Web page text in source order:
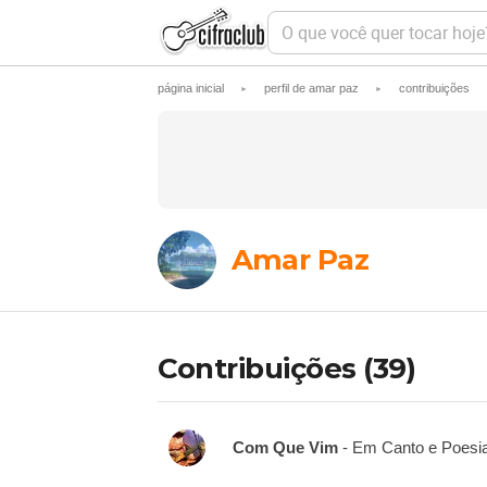
O
u
v
o
r
j
?
página inicial ► perfil de amar paz ► contribuições
Amar Paz
Contribuições (39)
Com Que Vim- Em Canto e